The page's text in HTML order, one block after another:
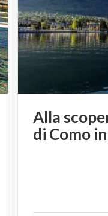
Alla
di Como in